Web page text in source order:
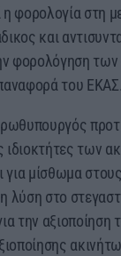
η φορολογία στη
και
φορολόγηση των
του ΕΚΑΣ.
ιδιοκτήτες των
μίσθωμα
λύση στο
την αξιοποίηση